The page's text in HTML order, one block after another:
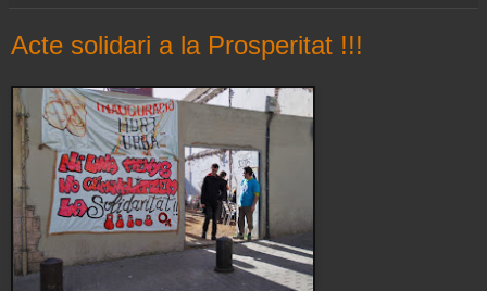
Acte solidari a la Prosperitat !!!